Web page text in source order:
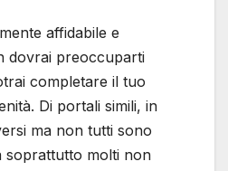
sul portale biglietti365
solamente i biglietti
infatti nel ricco database
di acquistare i biglietti